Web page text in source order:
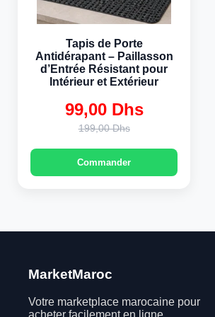
Tapis de Porte
Antidérapant – Paillasson
d’Entrée Résistant pour
Intérieur et Extérieur
199,00 DhsOriginal
price
was:
99,00 Dhs
Current
price
is:
Commander
MarketMaroc
Votre marketplace marocaine pour
acheter facilement en ligne.